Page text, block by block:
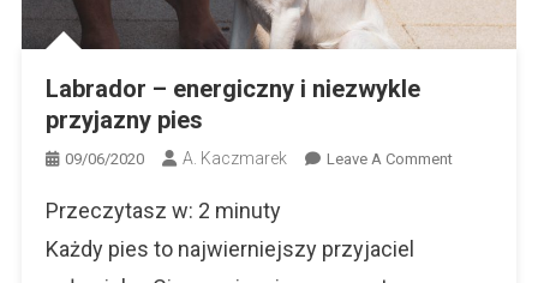
Labrador – energiczny i niezwykle
przyjazny pies
09/06/2020 A. Kaczmarek Leave A CommentOn
Przeczytasz w: 2 minuty
Każdy pies to najwierniejszy przyjaciel